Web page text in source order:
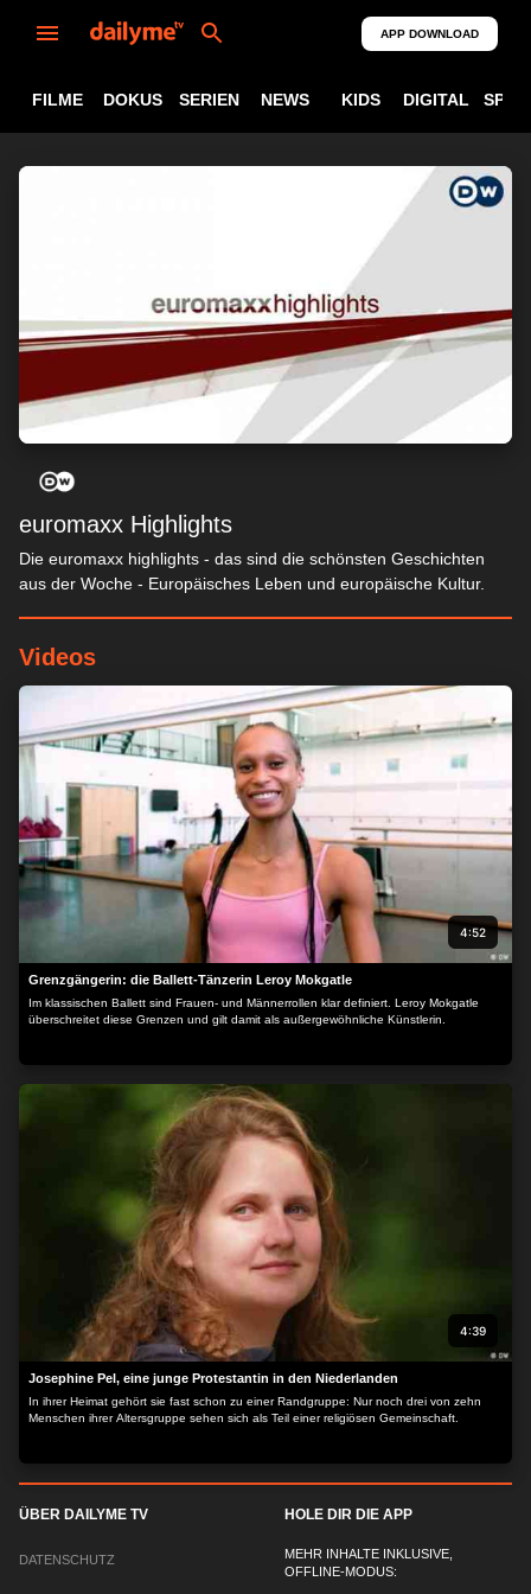
APP DOWNLOAD
FILME DOKUS SERIEN NEWS KIDS DIGITAL
euromaxx Highlights
Die euromaxx highlights - das sind die schönsten Geschichten
aus der Woche - Europäisches Leben und europäische Kultur.
Videos
4:52
Grenzgängerin: die Ballett-Tänzerin Leroy Mokgatle
Im klassischen Ballett sind Frauen- und Männerrollen klar definiert. Leroy Mokgatle
überschreitet diese Grenzen und gilt damit als außergewöhnliche Künstlerin.
4:39
Josephine Pel, eine junge Protestantin in den Niederlanden
In ihrer Heimat gehört sie fast schon zu einer Randgruppe: Nur noch drei von zehn
Menschen ihrer Altersgruppe sehen sich als Teil einer religiösen Gemeinschaft.
ÜBER DAILYME TV
DATENSCHUTZ
HOLE DIR DIE APP
MEHR INHALTE INKLUSIVE,
OFFLINE-MODUS: